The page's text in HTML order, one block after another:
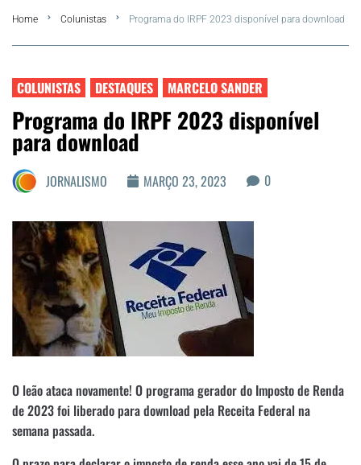
FLA Araru 2026
Região dos Lagos
Agenda Cultural
Matérias Exclusivas
Home Colunistas Programa do IRPF 2023 disponível para download
COLUNISTAS DESTAQUES MARCELO SANDER
Programa do IRPF 2023 disponível
para download
JORNALISMO MARÇO 23, 2023 0
O leão ataca novamente! O programa gerador do Imposto de Renda
de 2023 foi liberado para download pela Receita Federal na
semana passada.